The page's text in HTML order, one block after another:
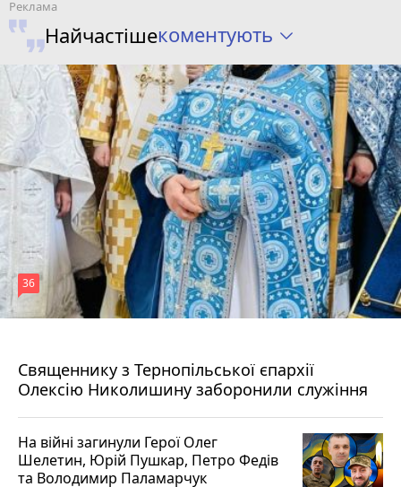
Найчастішекоментують
Священнику з Тернопільської єпархії
Олексію Николишину заборонили служіння
36
На війні загинули Герої Олег
Шелетин, Юрій Пушкар, Петро Федів
та Володимир Паламарчук